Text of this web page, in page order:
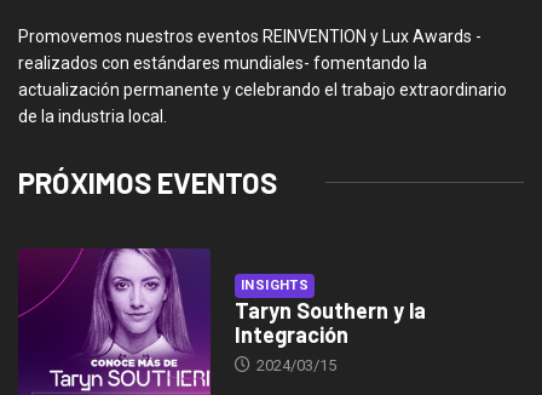
Promovemos nuestros eventos REINVENTION y Lux Awards -
realizados con estándares mundiales- fomentando la
actualización permanente y celebrando el trabajo extraordinario
de la industria local.
PRÓXIMOS EVENTOS
INSIGHTS
Taryn Southern y la
Integración
2024/03/15